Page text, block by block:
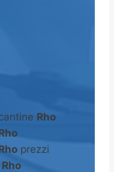
Rho
prezzi
Rho